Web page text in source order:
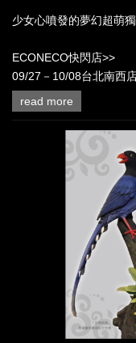
少女心噴發的夢幻超萌
ECONECO快閃店>>
09/27－10/08台北南西店
read more